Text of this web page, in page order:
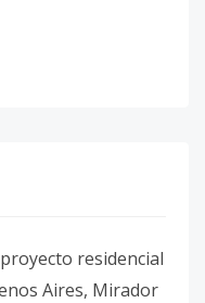
residencial
Aires, Mirador